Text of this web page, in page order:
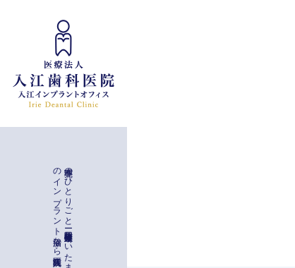
理事亮の
ひ
と
り
ご
と
ー
与野駅徒歩二分
埼玉県さ
い
た
ま
市
の
イ
ン
プ
ラ
ン
ト
治療な
ら
入江歯科医院